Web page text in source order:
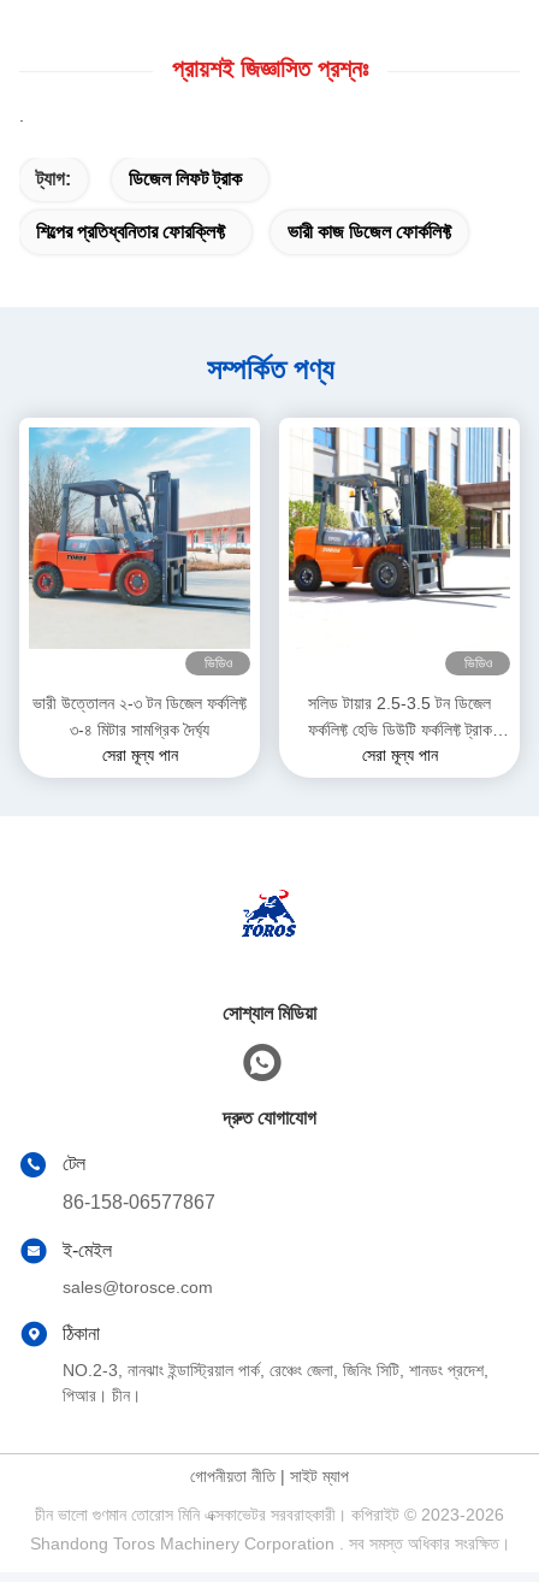
প্রায়শই জিজ্ঞাসিত প্রশ্নঃ
.
ট্যাগ: ডিজেল লিফট ট্রাক
শিল্পের প্রতিধ্বনিতার ফোরক্লিফ্ট ভারী কাজ ডিজেল ফোর্কলিফ্ট
সম্পর্কিত পণ্য
ভিডিও
ভারী উত্তোলন ২-৩ টন ডিজেল ফর্কলিফ্ট
৩-৪ মিটার সামগ্রিক দৈর্ঘ্য
সেরা মূল্য পান
ভিডিও
সলিড টায়ার 2.5-3.5 টন ডিজেল
ফর্কলিফ্ট হেভি ডিউটি ​​ফর্কলিফ্ট ট্রাক
গুদামের জন্য
সেরা মূল্য পান
সোশ্যাল মিডিয়া
দ্রুত যোগাযোগ
টেল
86-158-06577867
ই-মেইল
sales@torosce.com
ঠিকানা
NO.2-3, নানঝাং ইন্ডাস্ট্রিয়াল পার্ক, রেঞ্চেং জেলা, জিনিং সিটি, শানডং প্রদেশ,
পিআর। চীন।
গোপনীয়তা নীতি| সাইট ম্যাপ
চীন ভালো গুণমান তোরোস মিনি এক্সকাভেটর সরবরাহকারী। কপিরাইট © 2023-2026
Shandong Toros Machinery Corporation . সব সমস্ত অধিকার সংরক্ষিত।